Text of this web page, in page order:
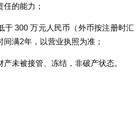
的能力；
于 300 万元人民币（外币按注册时汇
满2年，以营业执照为准；
产未被接管、冻结，非破产状态。